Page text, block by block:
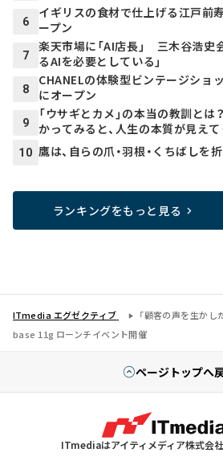
6
イギリスの食材で仕上げる江戸前
ープン
7
楽天市場に「AI店長」 三木谷浩史
るAIを必要としている」
8
CHANELの体験型ビンテージショ
にオープン
9
「ウサギとカメ」の本当の教訓とは
かってみると、人生の本質が見えて
10 鷹は、自らの爪・羽根・くちばしを
ランキングをもっと見る
ITmedia エグゼクティブ
「顧客の声を生か
base 11g ローンチイベント開催
ページトップへ
ITmediaはアイティメディア株式会